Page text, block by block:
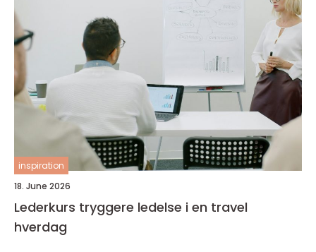
inspiration
18. June 2026
Lederkurs tryggere ledelse i en travel
hverdag